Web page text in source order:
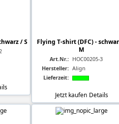
/ S
Flying T-shirt (DFC) -
M
Art.Nr.: HOC00205-3
Hersteller: Align
Lieferzeit:
Jetzt kaufen Details